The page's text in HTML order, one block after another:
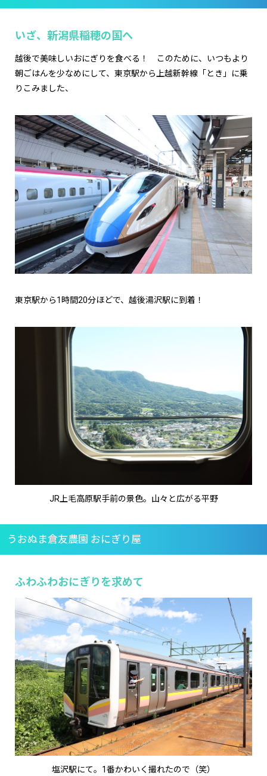
いざ、新潟県稲穂の国へ
越後で美味しいおにぎりを食べる！ このために、いつもより
朝ごはんを少なめにして、東京駅から上越新幹線「とき」に乗
りこみました、
東京駅から1時間20分ほどで、越後湯沢駅に到着！
JR上毛高原駅手前の景色。山々と広がる平野
うおぬま倉友農園 おにぎり屋
ふわふわおにぎりを求めて
塩沢駅にて。1番かわいく撮れたので（笑）